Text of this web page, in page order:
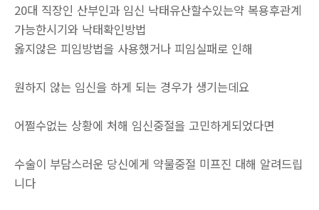
20대 직장인 산부인과 임신 낙태유산할수있는약 복용후관계
가능한시기와 낙태확인방법
옳지않은 피임방법을 사용했거나 피임실패로 인해
원하지 않는 임신을 하게 되는 경우가 생기는데요
어쩔수없는 상황에 처해 임신중절을 고민하게되었다면
수술이 부담스러운 당신에게 약물중절 미프진 대해 알려드립
니다